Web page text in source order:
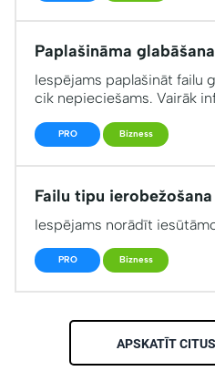
Paplašināma
Iespējams paplašināt failu
cik nepieciešams. Vairāk
PRO Bizness
Failu tipu ierobežošana
Iespējams norādīt
PRO Bizness
APSKATĪT